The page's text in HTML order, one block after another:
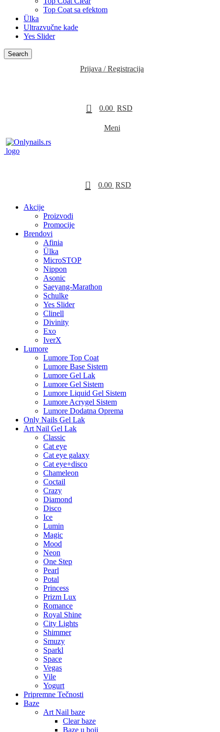
Top Coat sa efektom
Ülka
Ultrazvučne kade
Yes Slider
Search
Prijava / Registracija
0 0.00 RSD
Meni
0 0.00 RSD
Akcije
Proizvodi
Promocije
Brendovi
Afinia
Ülka
MicroSTOP
Nippon
Asonic
Saeyang-Marathon
Schulke
Yes Slider
Clinell
Divinity
Exo
IverX
Lumore
Lumore Top Coat
Lumore Base Sistem
Lumore Gel Lak
Lumore Gel Sistem
Lumore Liquid Gel Sistem
Lumore Acrygel Sistem
Lumore Dodatna Oprema
Only Nails Gel Lak
Art Nail Gel Lak
Classic
Cat eye
Cat eye galaxy
Cat eye+disco
Chameleon
Coctail
Crazy
Diamond
Disco
Ice
Lumin
Magic
Mood
Neon
One Step
Pearl
Potal
Princess
Prizm Lux
Romance
Royal Shine
City Lights
Shimmer
Smuzy
Sparkl
Space
Vegas
Vile
Yogurt
Pripremne Tečnosti
Baze
Art Nail baze
Clear baze
Baze u boji